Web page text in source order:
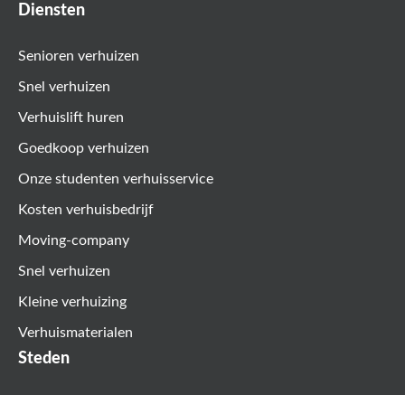
Diensten
Senioren verhuizen
Snel verhuizen
Verhuislift huren
Goedkoop verhuizen
Onze studenten verhuisservice
Kosten verhuisbedrijf
Moving-company
Snel verhuizen
Kleine verhuizing
Verhuismaterialen
Steden